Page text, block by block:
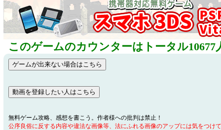
このゲームのカウンターはトータル10677
無料ゲーム攻略、感想を書こう。作者様への批判は禁止！
公序良俗に反する内容や違法な画像等、法にふれる画像のアップには気をつけ